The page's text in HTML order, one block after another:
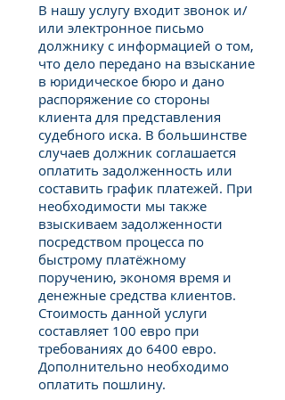
В нашу услугу входит звонок и/
или электронное письмо
должнику с информацией о том,
что дело передано на взыскание
в юридическое бюро и дано
распоряжение со стороны
клиента для представления
судебного иска. В большинстве
случаев должник соглашается
оплатить задолженность или
составить график платежей. При
необходимости мы также
взыскиваем задолженности
посредством процесса по
быстрому платёжному
поручению, экономя время и
денежные средства клиентов.
Стоимость данной услуги
составляет 100 евро при
требованиях до 6400 евро.
Дополнительно необходимо
оплатить пошлину.